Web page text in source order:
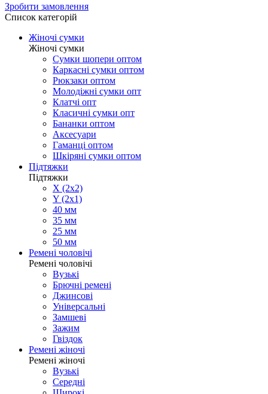
Зробити замовлення
Список категорій
Жіночі сумки
Жіночі сумки
Сумки шопери оптом
Каркасні сумки оптом
Рюкзаки оптом
Молодіжні сумки опт
Клатчі опт
Класичні сумки опт
Бананки оптом
Аксесуари
Гаманці оптом
Шкіряні сумки оптом
Підтяжки
Підтяжки
X (2x2)
Y (2x1)
40 мм
35 мм
25 мм
50 мм
Ремені чоловічі
Ремені чоловічі
Вузькі
Брючні ремені
Джинсові
Універсальні
Замшеві
Зажим
Гвіздок
Ремені жіночі
Ремені жіночі
Вузькі
Середні